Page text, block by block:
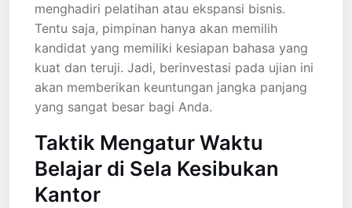
menghadiri pelatihan atau ekspansi bisnis.
Tentu saja, pimpinan hanya akan memilih
kandidat yang memiliki kesiapan bahasa yang
kuat dan teruji. Jadi, berinvestasi pada ujian ini
akan memberikan keuntungan jangka panjang
yang sangat besar bagi Anda.
Taktik Mengatur Waktu
Belajar di Sela Kesibukan
Kantor